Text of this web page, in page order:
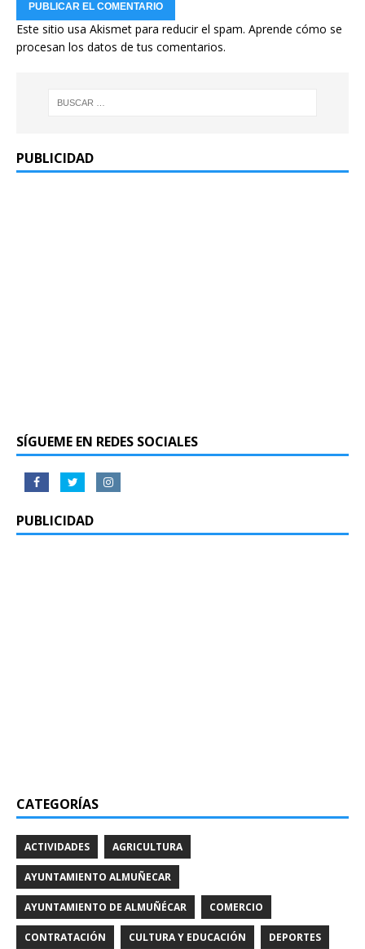
Este sitio usa Akismet para reducir el spam. Aprende cómo se
procesan los datos de tus comentarios.
PUBLICIDAD
SÍGUEME EN REDES SOCIALES
PUBLICIDAD
CATEGORÍAS
ACTIVIDADES AGRICULTURA
AYUNTAMIENTO ALMUÑECAR
AYUNTAMIENTO DE ALMUÑÉCAR COMERCIO
CONTRATACIÓN CULTURA Y EDUCACIÓN DEPORTES